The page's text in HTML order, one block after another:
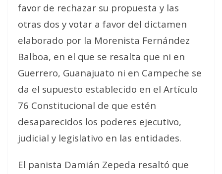
favor de rechazar su propuesta y las
otras dos y votar a favor del dictamen
elaborado por la Morenista Fernández
Balboa, en el que se resalta que ni en
Guerrero, Guanajuato ni en Campeche se
da el supuesto establecido en el Artículo
76 Constitucional de que estén
desaparecidos los poderes ejecutivo,
judicial y legislativo en las entidades.
El panista Damián Zepeda resaltó que